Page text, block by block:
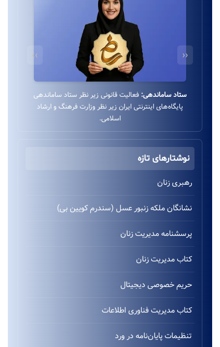
درگاه بانکی ایمن: استفاده از درگاه بانکی ایمن و مستقیم
به‌پرداخت زیر نظر بانک ملت بدون واسطه.
‹‹
››
نوشتارهای تازه
رهبری زنان
نشانگان ملکه زنبور عسل (سندرم کویین بی)
پرسشنامه مدیریت زنان
کتاب مدیریت زنان
حریم خصوصی دیجیتال
کتاب مدیریت فناوری اطلاعات
تنظیمات پایان‌نامه در ورد